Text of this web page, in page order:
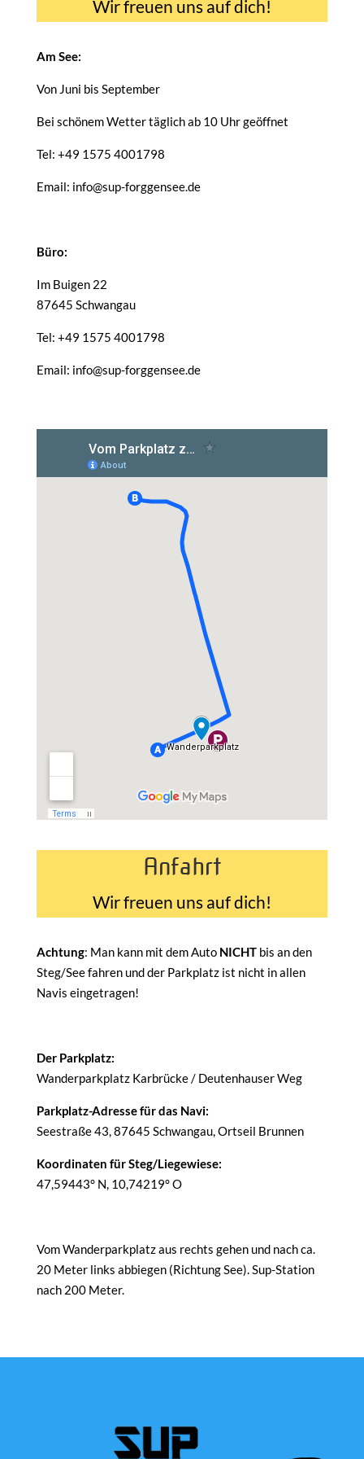
Wir freuen uns auf dich!
Am See:
Von Juni bis September
Bei schönem Wetter täglich ab 10 Uhr geöffnet
Tel: +49 1575 4001798
Email: info@sup-forggensee.de
Büro:
Im Buigen 22
87645 Schwangau
Tel: +49 1575 4001798
Email: info@sup-forggensee.de
Anfahrt
Wir freuen uns auf dich!
Achtung: Man kann mit dem Auto NICHT bis an den
Steg/See fahren und der Parkplatz ist nicht in allen
Navis eingetragen!
Der Parkplatz:
Wanderparkplatz Karbrücke / Deutenhauser Weg
Parkplatz-Adresse für das Navi:
Seestraße 43, 87645 Schwangau, Ortseil Brunnen
Koordinaten für Steg/Liegewiese:
47,59443° N, 10,74219° O
Vom Wanderparkplatz aus rechts gehen und nach ca.
20 Meter links abbiegen (Richtung See). Sup-Station
nach 200 Meter.